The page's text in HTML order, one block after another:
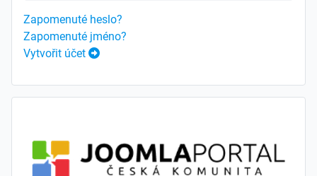
Zapomenuté heslo?
Zapomenuté jméno?
Vytvořit účet